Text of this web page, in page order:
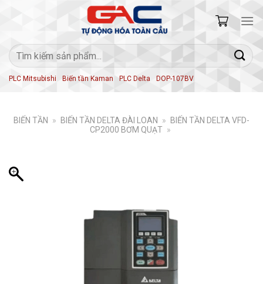
Tìm
kiếm:
PLC Mitsubishi Biến tần Kaman PLC Delta DOP-107BV
BIẾN TẦN » BIẾN TẦN DELTA ĐÀI LOAN »
BIẾN TẦN DELTA VFD-
CP2000 BƠM QUẠT »